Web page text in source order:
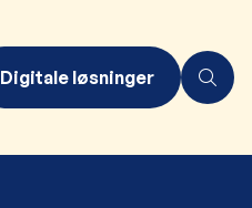
Digitale løsninger